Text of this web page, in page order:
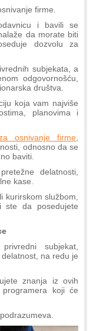
firme.
i bavili se
da morate biti
dozvolu za
subjekata, a
odgovornošću,
društva.
koja vam najviše
planovima i
osnivanje firme,
odnosno da se
baviti.
delatnosti,
kase.
kurirskom službom,
ste da posedujete
subjekat,
na redu je
znanja iz ovih
koji će